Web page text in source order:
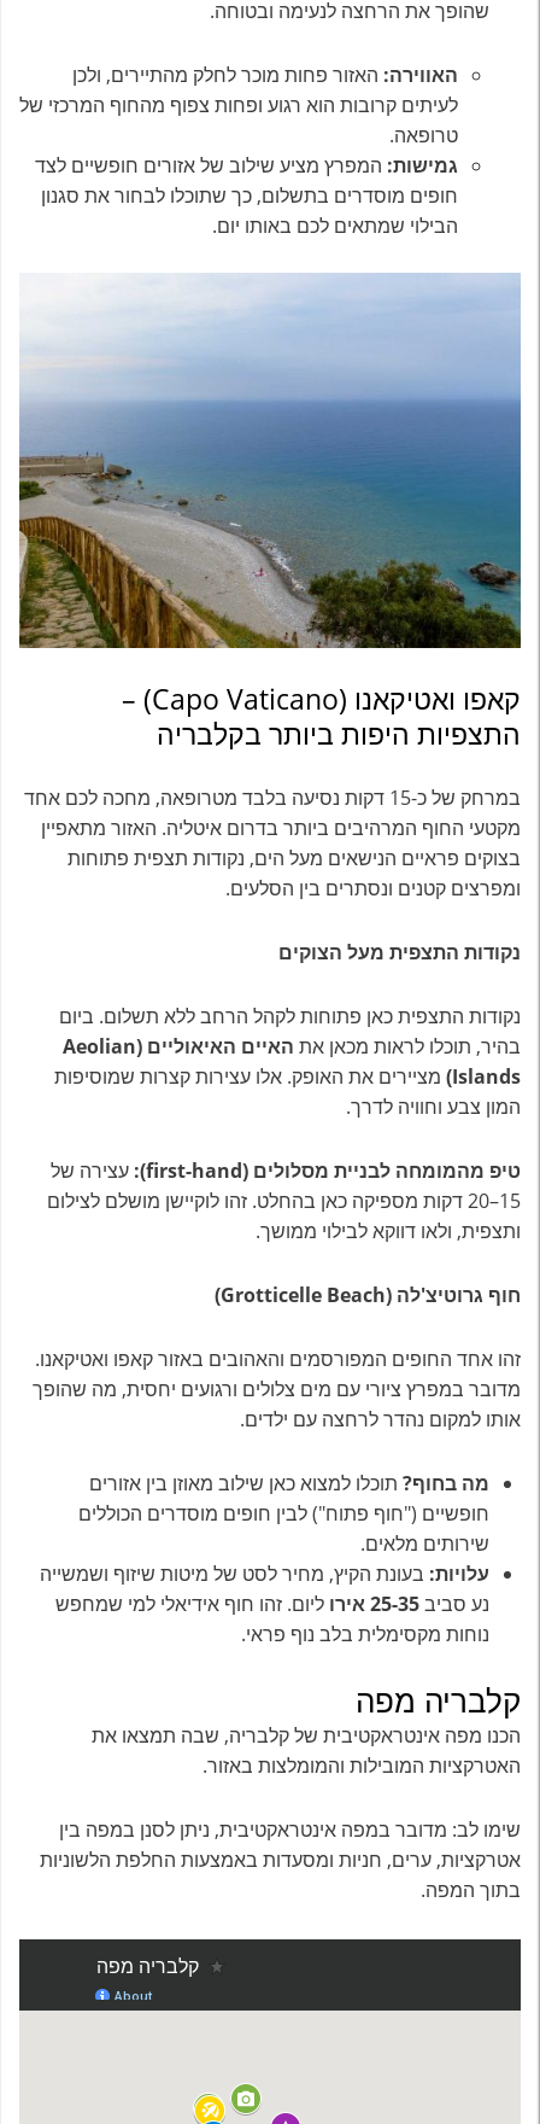
שהופך את הרחצה לנעימה ובטוחה.
האווירה: האזור פחות מוכר לחלק מהתיירים, ולכן
לעיתים קרובות הוא רגוע ופחות צפוף מהחוף המרכזי של
טרופאה.
גמישות: המפרץ מציע שילוב של אזורים חופשיים לצד
חופים מוסדרים בתשלום, כך שתוכלו לבחור את סגנון
הבילוי שמתאים לכם באותו יום.
קאפו ואטיקאנו (Capo Vaticano) –
התצפיות היפות ביותר בקלבריה
במרחק של כ-15 דקות נסיעה בלבד מטרופאה, מחכה לכם אחד
מקטעי החוף המרהיבים ביותר בדרום איטליה. האזור מתאפיין
בצוקים פראיים הנישאים מעל הים, נקודות תצפית פתוחות
ומפרצים קטנים ונסתרים בין הסלעים.
נקודות התצפית מעל הצוקים
נקודות התצפית כאן פתוחות לקהל הרחב ללא תשלום. ביום
בהיר, תוכלו לראות מכאן את
האיים האיאוליים (Aeolian
Islands) מציירים את האופק. אלו עצירות קצרות שמוסיפות
המון צבע וחוויה לדרך.
טיפ מהמומחה לבניית מסלולים (first-hand):
עצירה של
15–20 דקות מספיקה כאן בהחלט. זהו לוקיישן מושלם לצילום
ותצפית, ולאו דווקא לבילוי ממושך.
חוף גרוטיצ'לה (Grotticelle Beach)
זהו אחד החופים המפורסמים והאהובים באזור קאפו ואטיקאנו.
מדובר במפרץ ציורי עם מים צלולים ורגועים יחסית, מה שהופך
אותו למקום נהדר לרחצה עם ילדים.
מה בחוף? תוכלו למצוא כאן שילוב מאוזן בין אזורים
חופשיים ("חוף פתוח") לבין חופים מוסדרים הכוללים
שירותים מלאים.
עלויות: בעונת הקיץ, מחיר לסט של מיטות שיזוף ושמשייה
נע סביב25-35 אירו
ליום. זהו חוף אידיאלי למי שמחפש
נוחות מקסימלית בלב נוף פראי.
קלבריה מפה
הכנו מפה אינטראקטיבית של קלבריה, שבה תמצאו את
האטרקציות המובילות והמומלצות באזור.
שימו לב: מדובר במפה אינטראקטיבית, ניתן לסנן במפה בין
אטרקציות, ערים, חניות ומסעדות באמצעות החלפת הלשוניות
בתוך המפה.